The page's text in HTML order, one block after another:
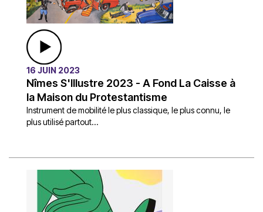
16 JUIN 2023
Nîmes S'Illustre 2023 - A Fond La Caisse à
la Maison du Protestantisme
Instrument de mobilité le plus classique, le plus connu, le
plus utilisé partout...